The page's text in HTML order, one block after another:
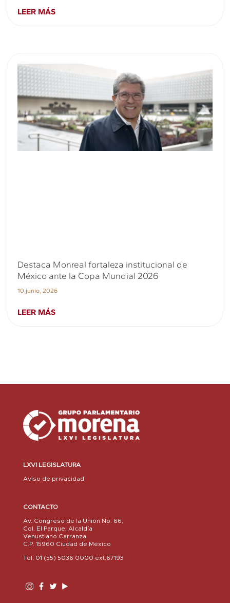
LEER MÁS
Destaca Monreal fortaleza institucional de
México ante la Copa Mundial 2026
10 junio, 2026
LEER MÁS
LXVI LEGISLATURA
Aviso de privacidad
CONTACTO
Av. Congreso de la Unión No. 66,
Col. El Parque, Alcaldía
Venustiano Carranza
C.P. 15960 Ciudad de México
Tel: 01 (55) 5036 0000 ext.67193